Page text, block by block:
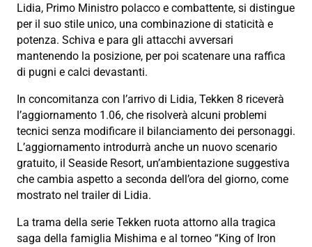
Lidia, Primo Ministro polacco e combattente, si distingue
per il suo stile unico, una combinazione di staticità e
potenza. Schiva e para gli attacchi avversari
mantenendo la posizione, per poi scatenare una raffica
di pugni e calci devastanti.
In concomitanza con l’arrivo di Lidia, Tekken 8 riceverà
l’aggiornamento 1.06, che risolverà alcuni problemi
tecnici senza modificare il bilanciamento dei personaggi.
L’aggiornamento introdurrà anche un nuovo scenario
gratuito, il Seaside Resort, un’ambientazione suggestiva
che cambia aspetto a seconda dell’ora del giorno, come
mostrato nel trailer di Lidia.
La trama della serie Tekken ruota attorno alla tragica
saga della famiglia Mishima e al torneo “King of Iron